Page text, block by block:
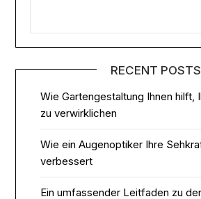
RECENT POSTS
Wie Gartengestaltung Ihnen hilft,
zu verwirklichen
Wie ein Augenoptiker Ihre
verbessert
Ein umfassender Leitfaden zu